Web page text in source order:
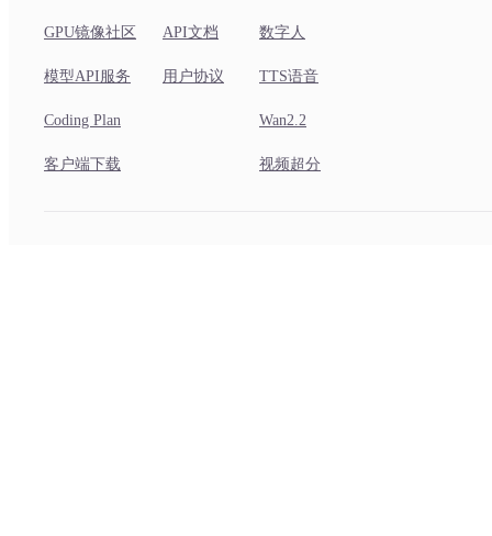
GPU镜像社区
模型API服务
Coding Plan
客户端下载
API文档
用户协议
数字人
TTS语音
Wan2.2
视频超分